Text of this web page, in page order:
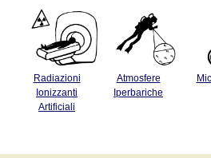
Radiazioni
Ionizzanti
Artificiali
Atmosfere
Iperbariche